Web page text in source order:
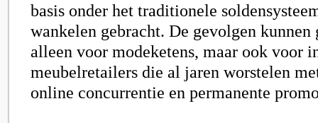
basis onder het traditionele
wankelen gebracht. De gevolgen
alleen voor modeketens, maar ook voor
meubelretailers die al jaren worstelen
online concurrentie en permanente